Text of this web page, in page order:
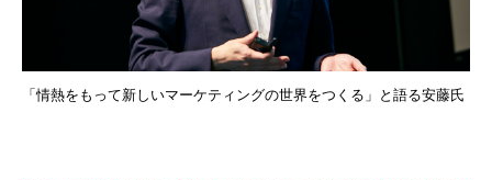
「情熱をもって新しいマーケティングの世界をつくる」と語る安藤氏